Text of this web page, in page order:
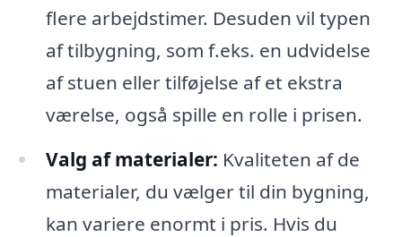
flere arbejdstimer. Desuden vil typen
af tilbygning, som f.eks. en udvidelse
af stuen eller tilføjelse af et ekstra
værelse, også spille en rolle i prisen.
Valg af materialer: Kvaliteten af de
materialer, du vælger til din bygning,
kan variere enormt i pris. Hvis du